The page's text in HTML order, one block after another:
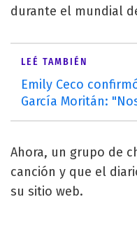
durante el mundial
LEÉ TAMBIÉN
Emily Ceco
García Moritán:
Ahora, un grupo de
canción y que el
su sitio web.